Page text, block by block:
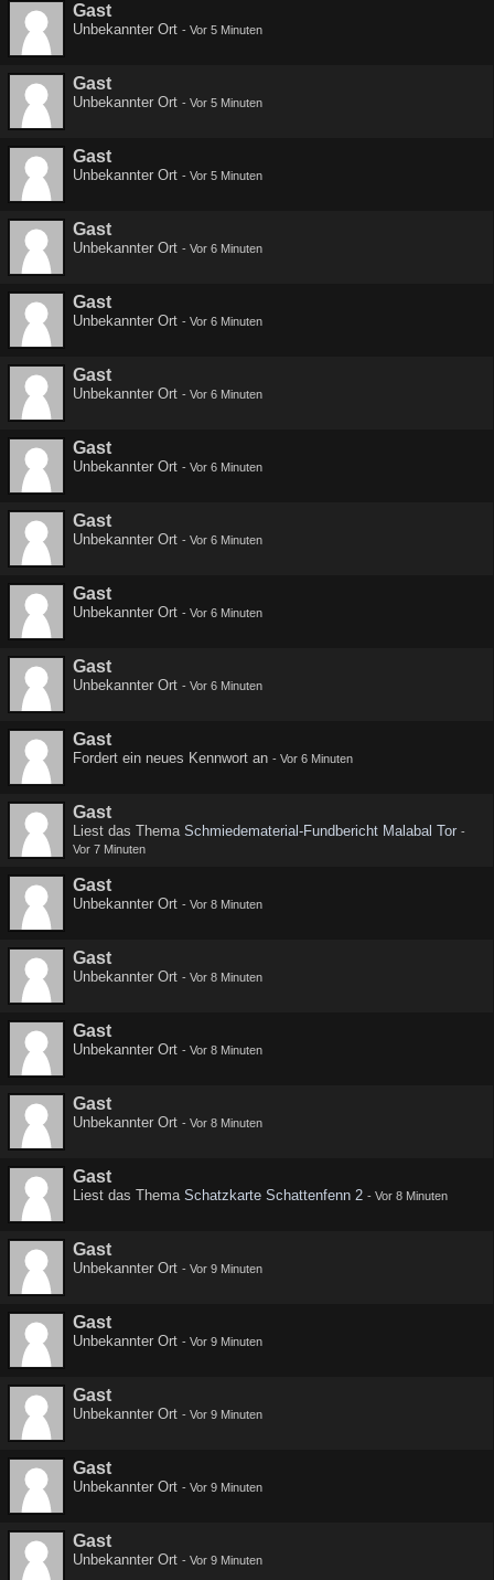
Gast
Unbekannter Ort - Vor 5 Minuten
Gast
Unbekannter Ort - Vor 5 Minuten
Gast
Unbekannter Ort - Vor 5 Minuten
Gast
Unbekannter Ort - Vor 6 Minuten
Gast
Unbekannter Ort - Vor 6 Minuten
Gast
Unbekannter Ort - Vor 6 Minuten
Gast
Unbekannter Ort - Vor 6 Minuten
Gast
Unbekannter Ort - Vor 6 Minuten
Gast
Unbekannter Ort - Vor 6 Minuten
Gast
Unbekannter Ort - Vor 6 Minuten
Gast
Fordert ein neues Kennwort an - Vor 6 Minuten
Gast
Liest das Thema Schmiedematerial-Fundbericht Malabal Tor -
Vor 7 Minuten
Gast
Unbekannter Ort - Vor 8 Minuten
Gast
Unbekannter Ort - Vor 8 Minuten
Gast
Unbekannter Ort - Vor 8 Minuten
Gast
Unbekannter Ort - Vor 8 Minuten
Gast
Liest das Thema Schatzkarte Schattenfenn 2 - Vor 8 Minuten
Gast
Unbekannter Ort - Vor 9 Minuten
Gast
Unbekannter Ort - Vor 9 Minuten
Gast
Unbekannter Ort - Vor 9 Minuten
Gast
Unbekannter Ort - Vor 9 Minuten
Gast
Unbekannter Ort - Vor 9 Minuten